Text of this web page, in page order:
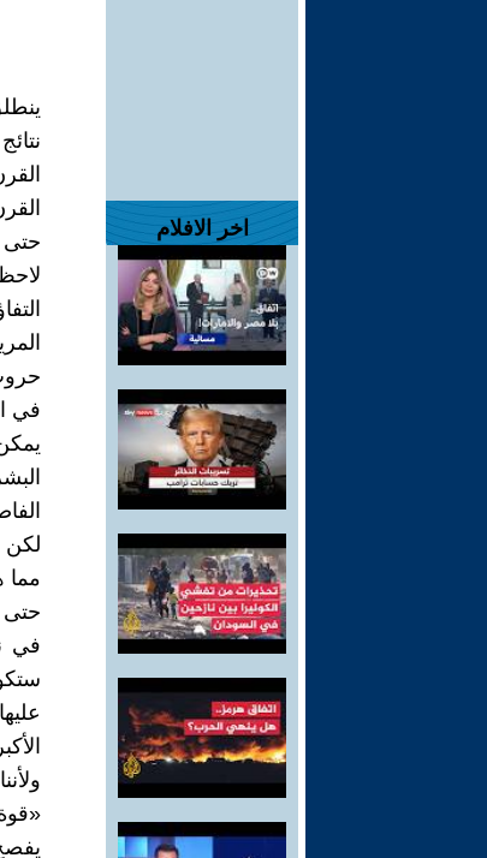
اخر الافلام
حتى
في استطلاع 2017، حالاً
لكن
مما
حتى
في